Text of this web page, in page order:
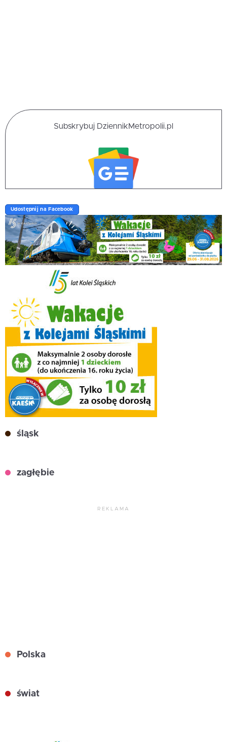
Subskrybuj DziennikMetropolii.pl
Udostępnij na Facebook
śląsk
zagłębie
REKLAMA
Polska
świat